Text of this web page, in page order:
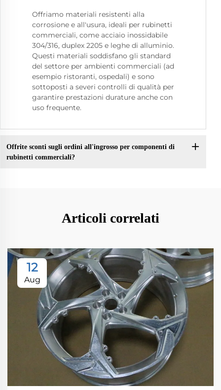
Offriamo materiali resistenti alla
corrosione e all'usura, ideali per rubinetti
commerciali, come acciaio inossidabile
304/316, duplex 2205 e leghe di alluminio.
Questi materiali soddisfano gli standard
del settore per ambienti commerciali (ad
esempio ristoranti, ospedali) e sono
sottoposti a severi controlli di qualità per
garantire prestazioni durature anche con
uso frequente.
Offrite sconti sugli ordini all'ingrosso per componenti di
rubinetti commerciali?
Articoli correlati
12
Aug